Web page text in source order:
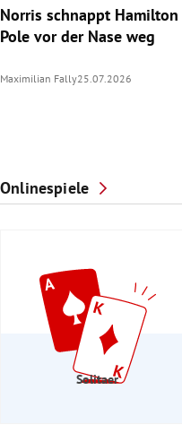
Norris schnappt
Pole vor der Nase weg
Maximilian Fally25.07.2026
Onlinespiele
Solitaer